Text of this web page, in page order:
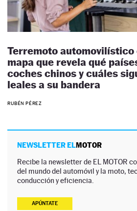
Terremoto automovilístico
mapa que revela qué
coches chinos y cuáles
leales a su bandera
RUBÉN PÉREZ
NEWSLETTER ELMOTOR
Recibe la newsletter de EL MOTOR
del mundo del automóvil y la moto,
conducción y eficiencia.
APÚNTATE